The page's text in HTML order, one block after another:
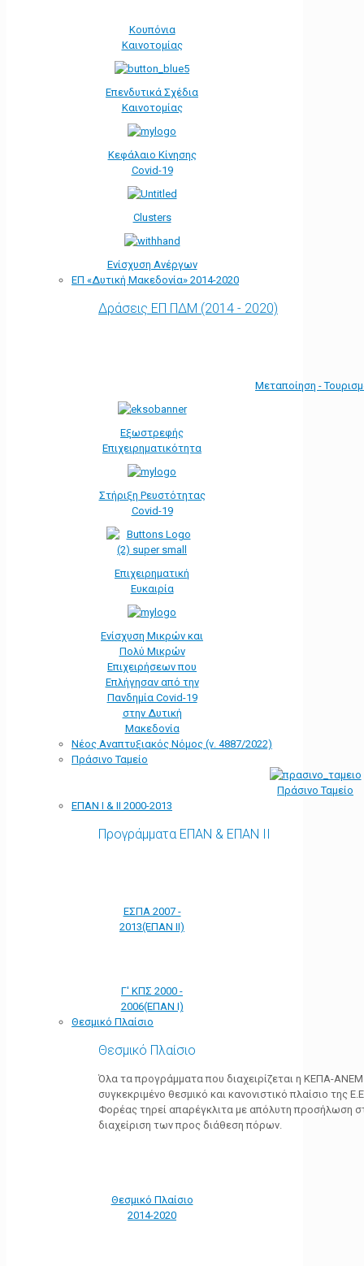
Κουπόνια
Καινοτομίας
Επενδυτικά Σχέδια
Καινοτομίας
Κεφάλαιο Κίνησης
Covid-19
Clusters
Ενίσχυση Ανέργων
ΕΠ «Δυτική Μακεδονία» 2014-2020
Δράσεις ΕΠ ΠΔΜ (2014 - 2020)
Μεταποίηση -
Εξωστρεφής
Επιχειρηματικότητα
Στήριξη Ρευστότητας
Covid-19
Επιχειρηματική
Ευκαιρία
Ενίσχυση Μικρών και
Πολύ Μικρών
Επιχειρήσεων που
Επλήγησαν από την
Πανδημία Covid-19
στην Δυτική
Μακεδονία
Νέος Αναπτυξιακός Νόμος (ν. 4887/2022)
Πράσινο Ταμείο
Πράσινο Ταμείο
ΕΠΑΝ Ι & ΙΙ 2000-2013
Προγράμματα ΕΠΑΝ & ΕΠΑΝ ΙΙ
ΕΣΠΑ 2007 -
2013(ΕΠΑΝ ΙΙ)
Γ' ΚΠΣ 2000 -
2006(ΕΠΑΝ Ι)
Θεσμικό Πλαίσιο
Θεσμικό Πλαίσιο
Όλα τα προγράμματα που διαχειρίζεται η ΚΕΠΑ-
συγκεκριμένο θεσμικό και κανονιστικό πλαίσιο της
Φορέας τηρεί απαρέγκλιτα με απόλυτη προσήλωση
διαχείριση των προς διάθεση πόρων.
Θεσμικό Πλαίσιο
2014-2020